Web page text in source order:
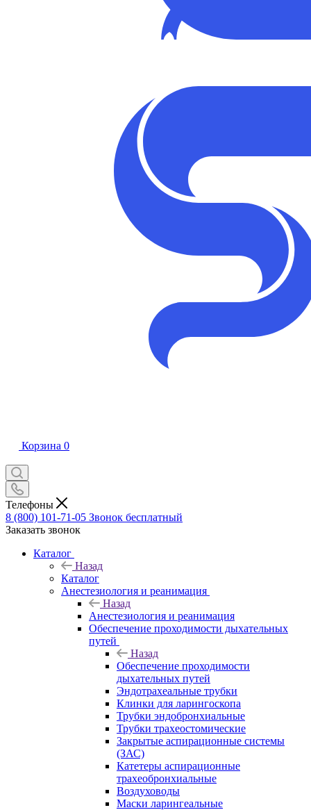
Корзина 0
Телефоны
8 (800) 101-71-05 Звонок бесплатный
Заказать звонок
Каталог
Назад
Каталог
Анестезиология и реанимация
Назад
Анестезиология и реанимация
Обеспечение проходимости дыхательных
путей
Назад
Обеспечение проходимости
дыхательных путей
Эндотрахеальные трубки
Клинки для ларингоскопа
Трубки эндобронхиальные
Трубки трахеостомические
Закрытые аспирационные системы
(ЗАС)
Катетеры аспирационные
трахеобронхиальные
Воздуховоды
Маски ларингеальные